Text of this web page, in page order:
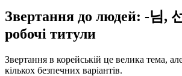
Звертання до людей: -님,
робочі титули
Звертання в корейській це велика тема,
кількох безпечних варіантів.